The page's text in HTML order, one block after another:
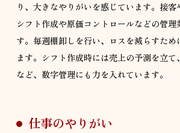
り、大きなやりがいを感じています。接客
シフト作成や原価コントロールなどの管理
す。毎週棚卸しを行い、ロスを減らすため
ます。シフト作成時には売上の予測を立て
など、数字管理にも力を入れています。
仕事のやりがい